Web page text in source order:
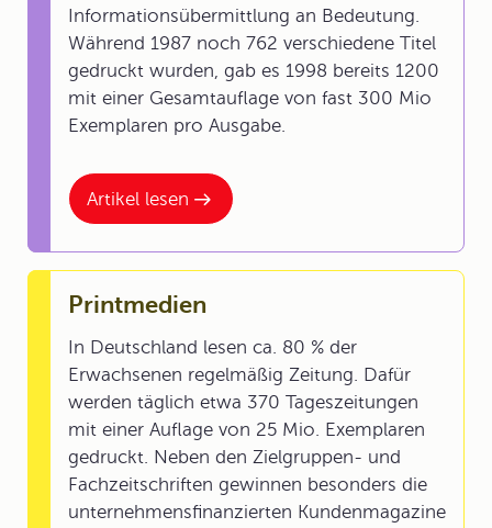
Artikel lesen
Informationsübermittlung an Bedeutung.
Während 1987 noch 762 verschiedene Titel
gedruckt wurden, gab es 1998 bereits 1200
mit einer Gesamtauflage von fast 300 Mio
Exemplaren pro Ausgabe.
Printmedien
In Deutschland lesen ca. 80 % der
Erwachsenen regelmäßig Zeitung. Dafür
werden täglich etwa 370 Tageszeitungen
mit einer Auflage von 25 Mio. Exemplaren
gedruckt. Neben den Zielgruppen- und
Fachzeitschriften gewinnen besonders die
unternehmensfinanzierten Kundenmagazine